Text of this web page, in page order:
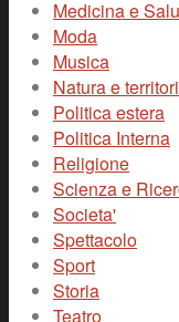
Medicina e
Moda
Musica
Natura e
Politica estera
Politica Interna
Religione
Scienza e
Societa'
Spettacolo
Sport
Storia
Teatro